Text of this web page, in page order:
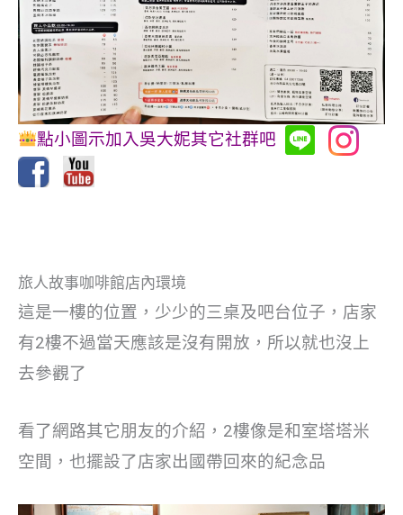
點小圖示加入吳大妮其它社群吧
旅人故事咖啡館店內環境
這是一樓的位置，少少的三桌及吧台位子，店家
有2樓不過當天應該是沒有開放，所以就也沒上
去參觀了
看了網路其它朋友的介紹，2樓像是和室塔塔米
空間，也擺設了店家出國帶回來的紀念品